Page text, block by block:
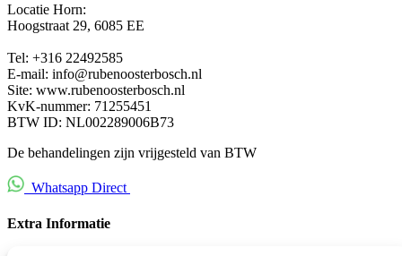
Locatie Horn:
Hoogstraat 29, 6085 EE
Tel: +316 22492585
E-mail: info@rubenoosterbosch.nl
Site: www.rubenoosterbosch.nl
KvK-nummer: 71255451
BTW ID: NL002289006B73
De behandelingen zijn vrijgesteld van BTW
Whatsapp Direct
Extra Informatie